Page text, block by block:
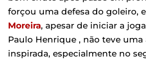
forçou uma defesa do goleiro,
Moreira, apesar de iniciar a
Paulo Henrique , não teve uma
inspirada, especialmente no